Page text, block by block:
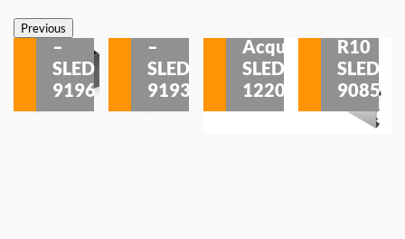
PreviousSobrepor
–
SLED
9196
–
SLED
9193
Acqua
SLED
1220
R10
SLED
9085